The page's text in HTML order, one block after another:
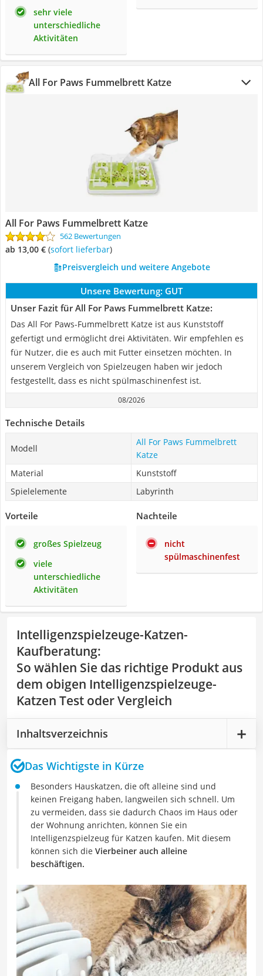
sehr viele
unterschiedliche
Aktivitäten
All For Paws Fummelbrett Katze
All For Paws Fummelbrett Katze
562 Bewertungen
ab 13,00 € ( Sofort lieferbar)
Preisvergleich und weitere Angebote
Unsere Bewertung: GUT
Unser Fazit für All For Paws Fummelbrett Katze:
Das All For Paws-Fummelbrett Katze ist aus Kunststoff
gefertigt und ermöglicht drei Aktivitäten. Wir empfehlen es
für Nutzer, die es auch mit Futter einsetzen möchten. In
unserem Vergleich von Spielzeugen haben wir jedoch
festgestellt, dass es nicht spülmaschinenfest ist.
08/2026
Technische Details
Modell
All For Paws Fummelbrett
Katze
Material
Kunststoff
Spielelemente
Labyrinth
Vorteile
großes Spielzeug
viele
unterschiedliche
Aktivitäten
Nachteile
nicht
spülmaschinenfest
Intelligenzspielzeuge-Katzen-
Kaufberatung:
So wählen Sie das richtige Produkt aus
dem obigen Intelligenzspielzeuge-
Katzen Test oder Vergleich
Inhaltsverzeichnis
Das Wichtigste in Kürze
Besonders Hauskatzen, die oft alleine sind und
keinen Freigang haben, langweilen sich schnell. Um
zu vermeiden, dass sie dadurch Chaos im Haus oder
der Wohnung anrichten, können Sie ein
Intelligenzspielzeug für Katzen kaufen. Mit diesem
können sich die Vierbeiner auch alleine
beschäftigen.